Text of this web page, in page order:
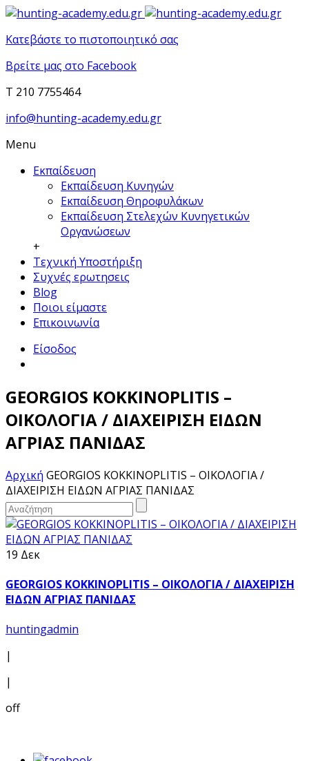
Κατεβάστε το πιστοποιητικό σας
Βρείτε μας στο Facebook
T 210 7755464
info@hunting-academy.edu.gr
Menu
Εκπαίδευση
Εκπαίδευση Κυνηγών
Εκπαίδευση Θηροφυλάκων
Εκπαίδευση Στελεχών Κυνηγετικών
Οργανώσεων
+
Τεχνική Υποστήριξη
Συχνές ερωτησεις
Blog
Ποιοι είμαστε
Επικοινωνία
Είσοδος
GEORGIOS KOKKINOPLITIS –
ΟΙΚΟΛΟΓΙΑ / ΔΙΑΧΕΙΡΙΣΗ ΕΙΔΩΝ
ΑΓΡΙΑΣ ΠΑΝΙΔΑΣ
Αρχική GEORGIOS KOKKINOPLITIS – ΟΙΚΟΛΟΓΙΑ /
ΔΙΑΧΕΙΡΙΣΗ ΕΙΔΩΝ ΑΓΡΙΑΣ ΠΑΝΙΔΑΣ
19 Δεκ
GEORGIOS KOKKINOPLITIS – ΟΙΚΟΛΟΓΙΑ / ΔΙΑΧΕΙΡΙΣΗ
ΕΙΔΩΝ ΑΓΡΙΑΣ ΠΑΝΙΔΑΣ
huntingadmin
|
|
off